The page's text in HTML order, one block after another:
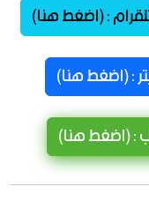
: (اضغط هنا)
: (اضغط هنا)
: (اضغط هنا)